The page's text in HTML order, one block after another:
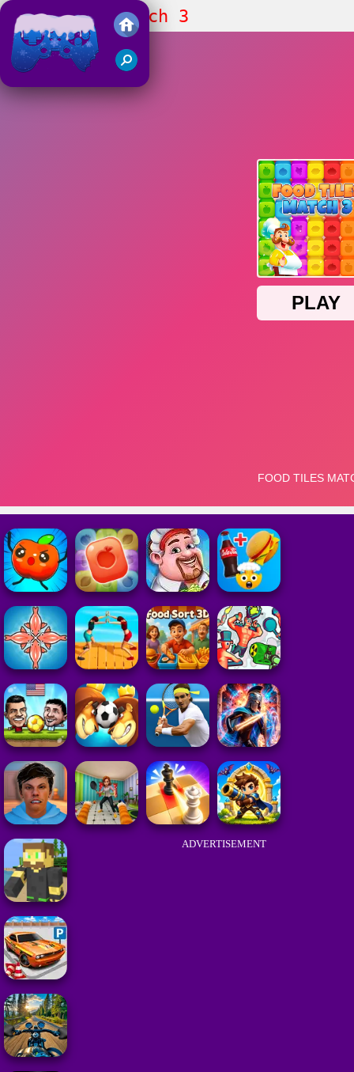
Juegos Friv 2018
Food Tiles Match 3
ADVERTISEMENT